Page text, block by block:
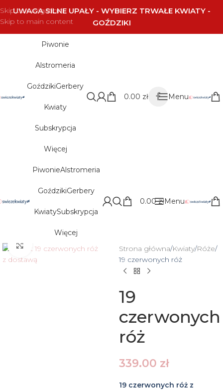
Skip to navigation
Skip to main content
UWAGA SILNE UPAŁY - WYBIERZ TRWAŁE KWIATY -
GOŹDZIKI
Piwonie
Alstromeria
GoździkiGerbery
Kwiaty
Subskrypcja
Więcej
0.00 zł Menu
PiwonieAlstromeria
GoździkiGerbery
KwiatySubskrypcja
Więcej
0.00złMenu
Click to enlarge Strona główna Kwiaty Róże
19 czerwonych róż
19
czerwonych
róż
339.00 zł
19 czerwonych róż z